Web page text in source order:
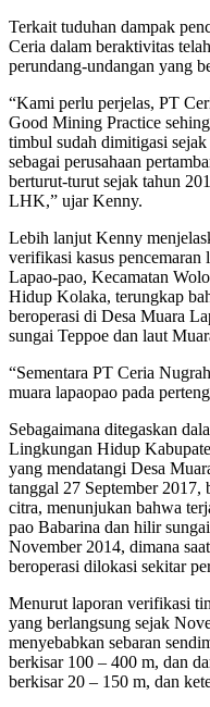
Terkait tuduhan dampak
Ceria dalam beraktivitas
perundang-undangan yang
“Kami perlu perjelas, PT
Good Mining Practice
timbul sudah dimitigasi
sebagai perusahaan
berturut-turut sejak tahun
LHK,” ujar Kenny.
Lebih lanjut Kenny
verifikasi kasus
Lapao-pao, Kecamatan
Hidup Kolaka, terungkap
beroperasi di Desa Muara
sungai Teppoe dan laut
“Sementara PT Ceria
muara lapaopao pada
Sebagaimana ditegaskan
Lingkungan Hidup
yang mendatangi Desa
tanggal 27 September 2017,
citra, menunjukan bahwa
pao Babarina dan hilir
November 2014, dimana
beroperasi dilokasi sekitar
Menurut laporan verifikasi
yang berlangsung sejak
menyebabkan sebaran
berkisar 100 – 400 m, dan
berkisar 20 – 150 m, dan